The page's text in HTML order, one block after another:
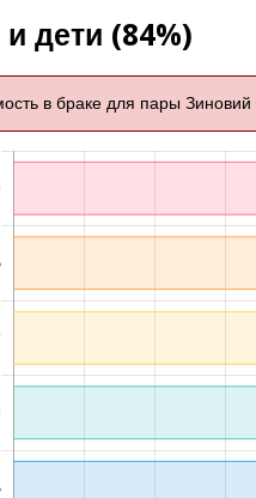
дети (84%)
в браке для пары Зиновий